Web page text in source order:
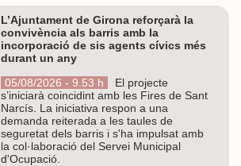
L’Ajuntament de Girona reforçarà la
convivència als barris amb la
incorporació de sis agents cívics més
durant un any
05/08/2026 - 9.53 h
El projecte
s’iniciarà coincidint amb les Fires de Sant
Narcís. La iniciativa respon a una
demanda reiterada a les taules de
seguretat dels barris i s'ha impulsat amb
la col·laboració del Servei Municipal
d'Ocupació.